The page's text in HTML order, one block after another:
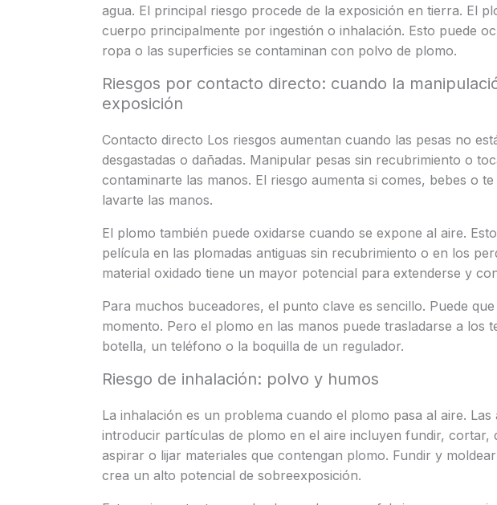
agua. El principal riesgo procede de la exposición en tierra. El
cuerpo principalmente por ingestión o inhalación. Esto puede
ropa o las superficies se contaminan con polvo de plomo.
Riesgos por contacto directo: cuando la
exposición
Contacto directo Los riesgos aumentan cuando las pesas no
desgastadas o dañadas. Manipular pesas sin recubrimiento o
contaminarte las manos. El riesgo aumenta si comes, bebes o
lavarte las manos.
El plomo también puede oxidarse cuando se expone al aire.
película en las plomadas antiguas sin recubrimiento o en los
material oxidado tiene un mayor potencial para extenderse y
Para muchos buceadores, el punto clave es sencillo. Puede
momento. Pero el plomo en las manos puede trasladarse a los
botella, un teléfono o la boquilla de un regulador.
Riesgo de inhalación: polvo y humos
La inhalación es un problema cuando el plomo pasa al aire. Las
introducir partículas de plomo en el aire incluyen fundir, cortar,
aspirar o lijar materiales que contengan plomo. Fundir y
crea un alto potencial de sobreexposición.